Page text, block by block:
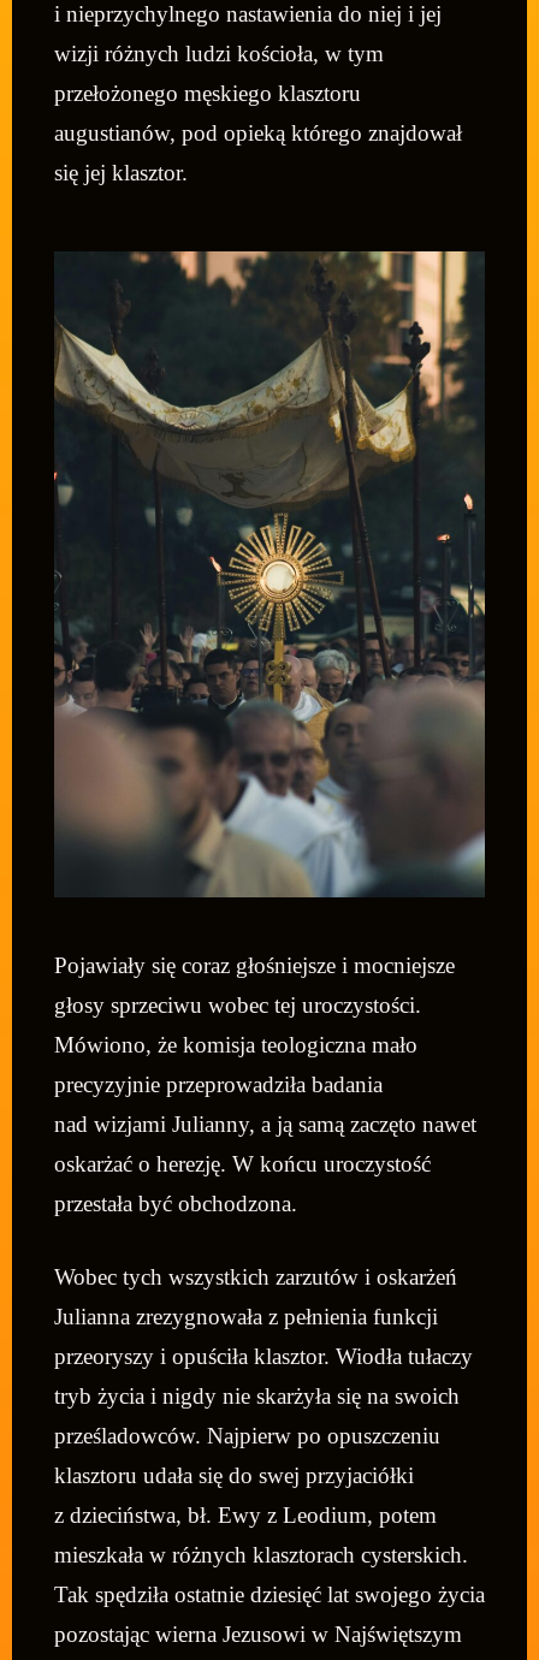
i nieprzychylnego nastawienia do niej i jej
wizji różnych ludzi kościoła, w tym
przełożonego męskiego klasztoru
augustianów, pod opieką którego znajdował
się jej klasztor.
Pojawiały się coraz głośniejsze i mocniejsze
głosy sprzeciwu wobec tej uroczystości.
Mówiono, że komisja teologiczna mało
precyzyjnie przeprowadziła badania
nad wizjami Julianny, a ją samą zaczęto nawet
oskarżać o herezję. W końcu uroczystość
przestała być obchodzona.
Wobec tych wszystkich zarzutów i oskarżeń
Julianna zrezygnowała z pełnienia funkcji
przeoryszy i opuściła klasztor. Wiodła tułaczy
tryb życia i nigdy nie skarżyła się na swoich
prześladowców. Najpierw po opuszczeniu
klasztoru udała się do swej przyjaciółki
z dzieciństwa, bł. Ewy z Leodium, potem
mieszkała w różnych klasztorach cysterskich.
Tak spędziła ostatnie dziesięć lat swojego życia
pozostając wierna Jezusowi w Najświętszym